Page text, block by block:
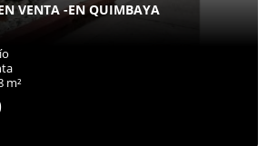
VENTA -EN QUIMBAYA
m²